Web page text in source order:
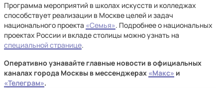
Программа мероприятий в школах искусств и колледжах
способствует реализации в Москве целей и задач
национального проекта «Семья». Подробнее о национальных
проектах России и вкладе столицы можно узнать на
специальной странице.
Оперативно узнавайте главные новости в официальных
каналах города Москвы в мессенджерах «Mакс» и
«Телеграм».